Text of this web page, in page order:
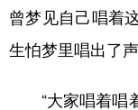
曾梦见自己唱着
生怕梦里唱出了
“大家唱着唱着